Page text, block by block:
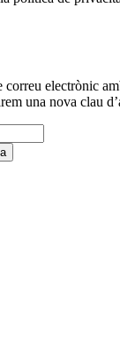
correu electrònic
una nova clau